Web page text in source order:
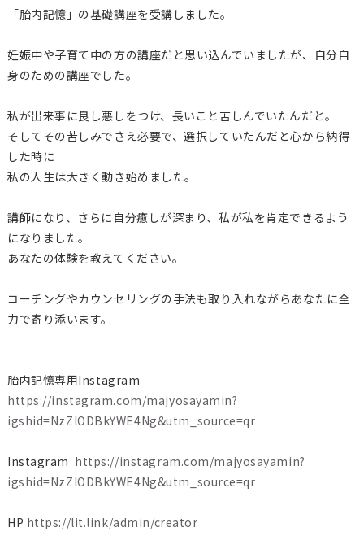
「胎内記憶」の基礎講座を受講しました。
妊娠中や子育て中の方の講座だと思い込んでいましたが、自分自
身のための講座でした。
私が出来事に良し悪しをつけ、長いこと苦しんでいたんだと。
そしてその苦しみでさえ必要で、選択していたんだと心から納得
した時に
私の人生は大きく動き始めました。
講師になり、さらに自分癒しが深まり、私が私を肯定できるよう
になりました。
あなたの体験を教えてください。
コーチングやカウンセリングの手法も取り入れながらあなたに全
力で寄り添います。
胎内記憶専用Instagram
https://instagram.com/majyosayamin?
igshid=NzZlODBkYWE4Ng&utm_source=qr
Instagram https://instagram.com/majyosayamin?
igshid=NzZlODBkYWE4Ng&utm_source=qr
HP https://lit.link/admin/creator